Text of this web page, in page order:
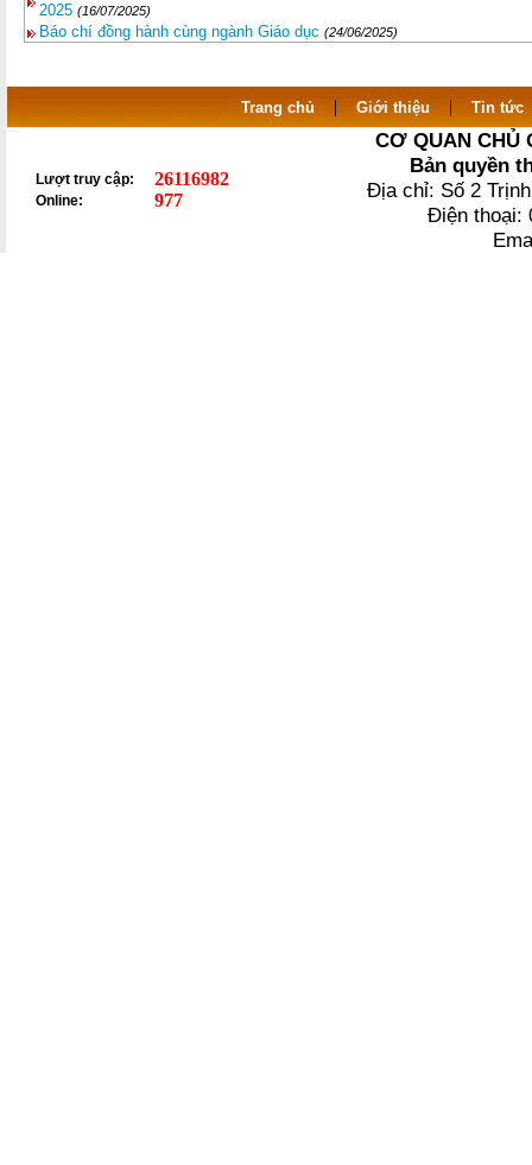
2025 (16/07/2025)
Báo chí đồng hành cùng ngành Giáo dục (24/06/2025)
Trang chủ | Giới thiệu | Tin tức
Lượt truy cập: 26116982
Online: 977
CƠ QUAN CHỦ
Bản quyền
Địa chỉ: Số 2
Điện